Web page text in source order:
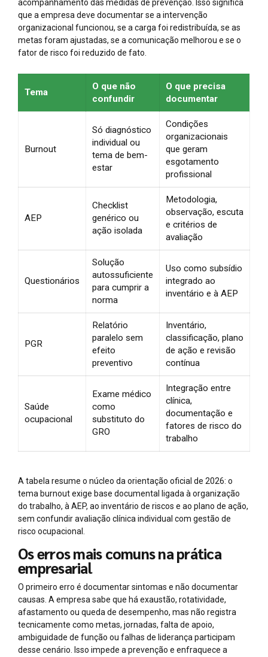
acompanhamento das medidas de prevenção. Isso significa
que a empresa deve documentar se a intervenção
organizacional funcionou, se a carga foi redistribuída, se as
metas foram ajustadas, se a comunicação melhorou e se o
fator de risco foi reduzido de fato.
Tema
O que não
confundir
O que precisa
documentar
Burnout
Só diagnóstico
individual ou
tema de bem-
estar
Condições
organizacionais
que geram
esgotamento
profissional
AEP
Checklist
genérico ou
ação isolada
Metodologia,
observação, escuta
e critérios de
avaliação
Questionários
Solução
autossuficiente
para cumprir a
norma
Uso como subsídio
integrado ao
inventário e à AEP
PGR
Relatório
paralelo sem
efeito
preventivo
Inventário,
classificação, plano
de ação e revisão
contínua
Saúde
ocupacional
Exame médico
como
substituto do
GRO
Integração entre
clínica,
documentação e
fatores de risco do
trabalho
A tabela resume o núcleo da orientação oficial de 2026: o
tema burnout exige base documental ligada à organização
do trabalho, à AEP, ao inventário de riscos e ao plano de ação,
sem confundir avaliação clínica individual com gestão de
risco ocupacional.
Os erros mais comuns na prática
empresarial
O primeiro erro é documentar sintomas e não documentar
causas. A empresa sabe que há exaustão, rotatividade,
afastamento ou queda de desempenho, mas não registra
tecnicamente como metas, jornadas, falta de apoio,
ambiguidade de função ou falhas de liderança participam
desse cenário. Isso impede a prevenção e enfraquece a